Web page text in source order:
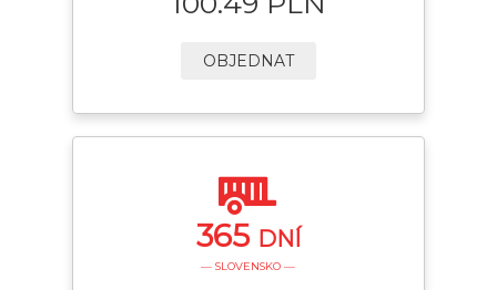
OBJEDNAT
365 DNÍ
— SLOVENSKO —